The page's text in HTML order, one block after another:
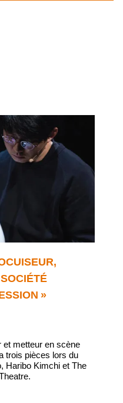
»
et metteur en scène
trois pièces lors du
Haribo Kimchi et The